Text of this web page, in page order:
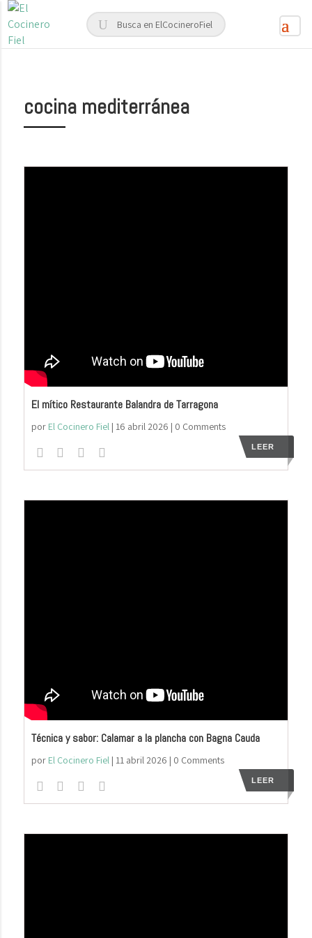
cocina mediterránea
El mítico Restaurante Balandra de Tarragona
por El Cocinero Fiel| 16 abril 2026 | 0 Comments
LEER
Técnica y sabor: Calamar a la plancha con Bagna Cauda
por El Cocinero Fiel| 11 abril 2026 | 0 Comments
LEER